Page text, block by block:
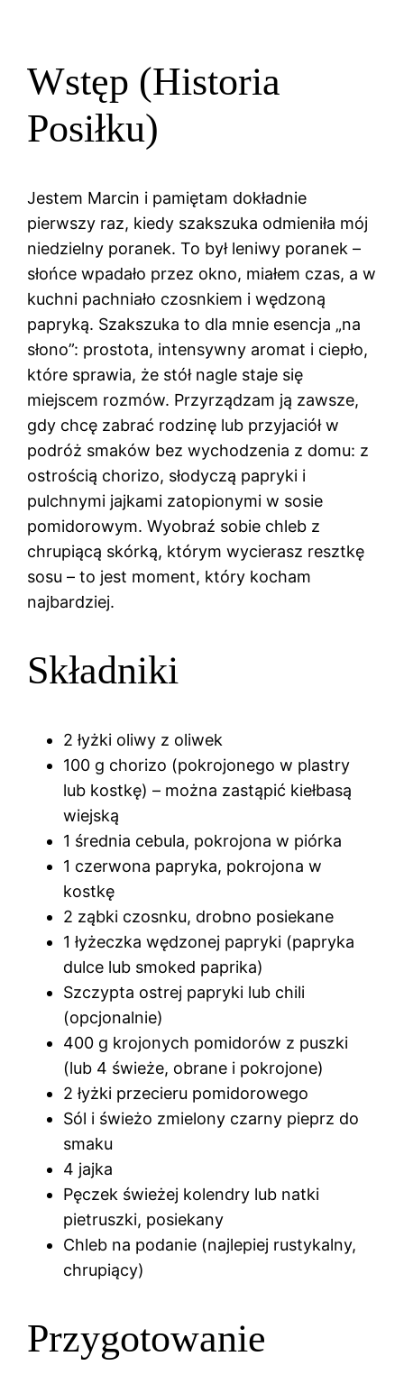
Wstęp (Historia
Posiłku)
Jestem Marcin i pamiętam dokładnie
pierwszy raz, kiedy szakszuka odmieniła mój
niedzielny poranek. To był leniwy poranek –
słońce wpadało przez okno, miałem czas, a w
kuchni pachniało czosnkiem i wędzoną
papryką. Szakszuka to dla mnie esencja „na
słono”: prostota, intensywny aromat i ciepło,
które sprawia, że stół nagle staje się
miejscem rozmów. Przyrządzam ją zawsze,
gdy chcę zabrać rodzinę lub przyjaciół w
podróż smaków bez wychodzenia z domu: z
ostrością chorizo, słodyczą papryki i
pulchnymi jajkami zatopionymi w sosie
pomidorowym. Wyobraź sobie chleb z
chrupiącą skórką, którym wycierasz resztkę
sosu – to jest moment, który kocham
najbardziej.
Składniki
2 łyżki oliwy z oliwek
100 g chorizo (pokrojonego w plastry
lub kostkę) – można zastąpić kiełbasą
wiejską
1 średnia cebula, pokrojona w piórka
1 czerwona papryka, pokrojona w
kostkę
2 ząbki czosnku, drobno posiekane
1 łyżeczka wędzonej papryki (papryka
dulce lub smoked paprika)
Szczypta ostrej papryki lub chili
(opcjonalnie)
400 g krojonych pomidorów z puszki
(lub 4 świeże, obrane i pokrojone)
2 łyżki przecieru pomidorowego
Sól i świeżo zmielony czarny pieprz do
smaku
4 jajka
Pęczek świeżej kolendry lub natki
pietruszki, posiekany
Chleb na podanie (najlepiej rustykalny,
chrupiący)
Przygotowanie